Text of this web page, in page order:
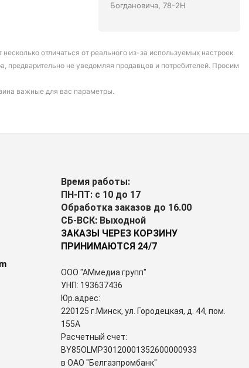
Богдановича, 78-2Н
отличаться от реального из-за используемых настроек
предварительно не уведомляя продавцов и потребителей. Просим
важные для вас параметры.
Время работы:
ПН-ПТ: с 10 до 17
Обработка заказов до 16.00
СБ-ВСК: Выходной
ЗАКАЗЫ ЧЕРЕЗ КОРЗИНУ
ПРИНИМАЮТСЯ 24/7
ООО "АМмедиа групп"
УНП: 193637436
Юр.адрес:
220125 г.Минск, ул. Городецкая, д. 44, пом.
155А
Расчетный счет:
BY85OLMP30120001352600000933
в ОАО "Белгазпромбанк"